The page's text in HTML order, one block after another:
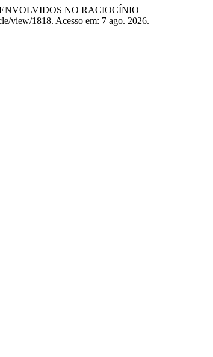
NO RACIOCÍNIO
view/1818. Acesso em: 7 ago. 2026.